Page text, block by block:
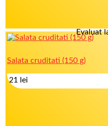
Salata cruditati (150 g)
Evaluat
21 lei